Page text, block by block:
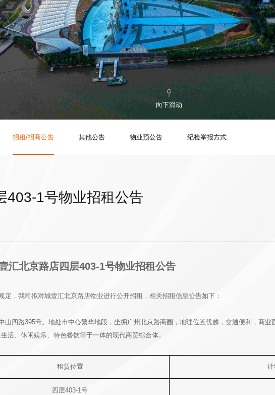
向下滑动
招租/招商公告 其他公告 物业预公告 纪检举报方式
403-1号物业招租公告
汇北京路店四层403-1号物业招租公告
定，我司拟对城壹汇北京路店物业进行公开招租，相关招租信息公告如下：
山四路395号。地处市中心繁华地段，坐拥广州北京路商圈，地理位置优越，交通便利，商业
活、休闲娱乐、特色餐饮等于一体的现代商贸综合体。
租赁位置 计
四层403-1号